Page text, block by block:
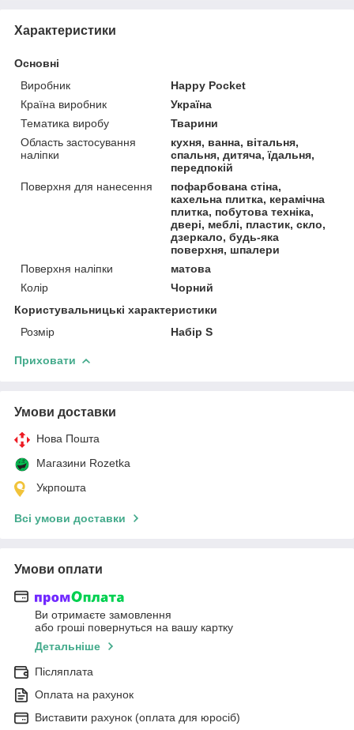
Характеристики
Основні
Виробник
Happy Pocket
Країна виробник
Україна
Тематика виробу
Тварини
Область застосування
наліпки
кухня, ванна, вітальня,
спальня, дитяча, їдальня,
передпокій
Поверхня для нанесення
пофарбована стіна,
кахельна плитка, керамічна
плитка, побутова техніка,
двері, меблі, пластик, скло,
дзеркало, будь-яка
поверхня, шпалери
Поверхня наліпки
матова
Колір
Чорний
Користувальницькі характеристики
Розмір
Набір S
Приховати
Умови доставки
Нова Пошта
Магазини Rozetka
Укрпошта
Всі умови доставки
Умови оплати
Ви отримаєте замовлення
або гроші повернуться на вашу картку
Детальніше
Післяплата
Оплата на рахунок
Виставити рахунок (оплата для юросіб)